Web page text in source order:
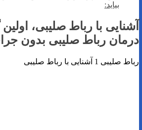
بیاید:
آشنایی با رباط صلیبی، اولین
درمان رباط صلیبی بدون
رباط صلیبی 1 آشنایی با رباط صلیبی